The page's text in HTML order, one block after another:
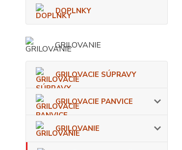
DOPLNKY
GRILOVANIE
GRILOVACIE SÚPRAVY
GRILOVACIE PANVICE
GRILOVANIE